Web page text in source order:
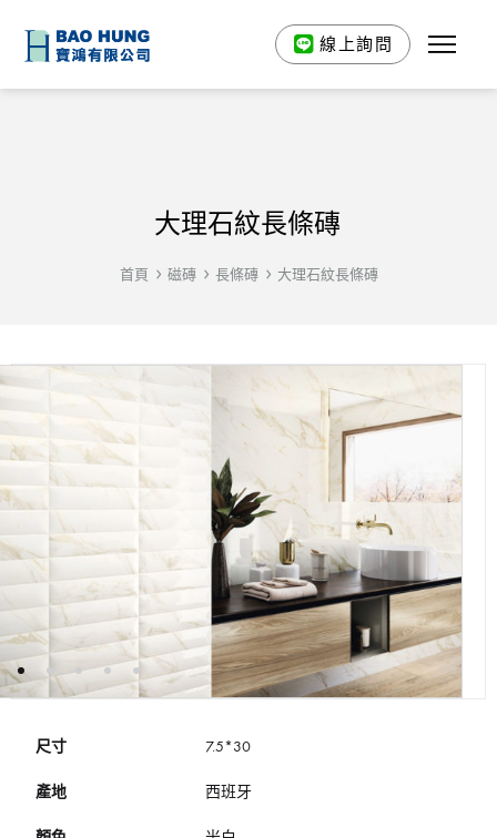
線上詢問
大理石紋長條磚
首頁 磁磚 長條磚 大理石紋長條磚
尺寸 7.5*30
產地 西班牙